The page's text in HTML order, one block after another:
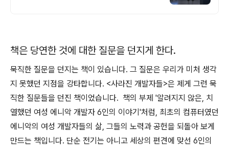
책은 당연한 것에 대한 질문을 던지게 한다.
묵직한 질문을 던지는 책이 있습니다. 그 질문은 우리가 미처 생각
지 못했던 지점을 강타합니다. <사라진 개발자들>은 제게 그런 묵
직한 질문들을 던진 책이었습니다. 책의 부제 '알려지지 않은, 치
열했던 여성 에니악 개발자 6인의 이야기'처럼, 최초의 컴퓨터였던
에니악의 여성 개발자들의 삶, 그들의 노력과 공헌을 되돌아 보게
만드는 책입니다. 단순 전기는 아니고 세상의 편견에 맞선 6인의